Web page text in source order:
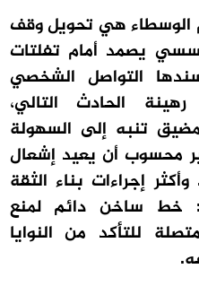
الوسطاء هي تحويل وقف
يصمد أمام تفلتات
التواصل الشخصي
الحادث التالي،
تنبه إلى السهولة
محسوب أن يعيد إشعال
إجراءات بناء الثقة
خط ساخن دائم لمنع
للتأكد من النوايا